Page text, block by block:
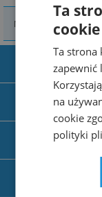
Nie znaleziono
Ta
cookie
Ta strona
zapewnić
na
cookie
polityki